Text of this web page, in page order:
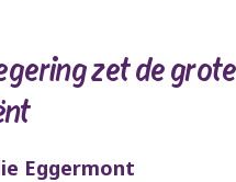
zet de
Eggermont